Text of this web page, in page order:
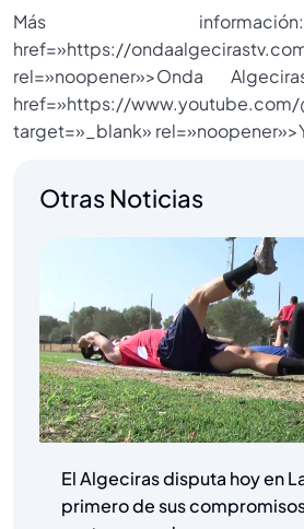
Más
href=»https://
rel=»noopener»>Onda
href=»https://www.youtube.com/
target=»_blank»
Otras Noticias
El Algeciras disputa hoy en
primero de sus